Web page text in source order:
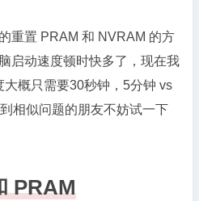
重置 PRAM 和 NVRAM 的方
启动速度顿时快多了，现在我
概只需要30秒钟，5分钟 vs
相似问题的朋友不妨试一下
PRAM